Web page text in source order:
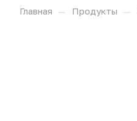
Главная — Продукты —